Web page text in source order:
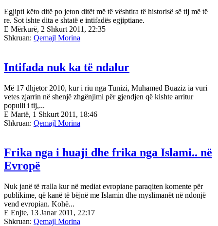
Egjipti këto ditë po jeton ditët më të vështira të historisë së tij më të
re. Sot ishte dita e shtatë e intifadës egjiptiane.
E Mërkurë, 2 Shkurt 2011, 22:35
Shkruan: Qemajl Morina
Intifada nuk ka të ndalur
Më 17 dhjetor 2010, kur i riu nga Tunizi, Muhamed Buaziz ia vuri
vetes zjarrin në shenjë zhgënjimi për gjendjen që kishte arritur
populli i tij,...
E Martë, 1 Shkurt 2011, 18:46
Shkruan: Qemajl Morina
Frika nga i huaji dhe frika nga Islami.. në
Evropë
Nuk janë të rralla kur në mediat evropiane paraqiten komente për
publikime, që kanë të bëjnë me Islamin dhe myslimanët në ndonjë
vend evropian. Kohë...
E Enjte, 13 Janar 2011, 22:17
Shkruan: Qemajl Morina